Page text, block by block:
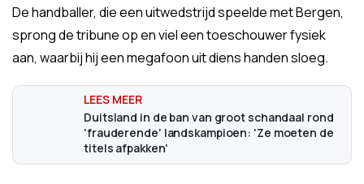
De handballer, die een uitwedstrijd speelde met Bergen,
sprong de tribune op en viel een toeschouwer fysiek
aan, waarbij hij een megafoon uit diens handen sloeg.
Duitsland in de ban van groot schandaal rond
'frauderende' landskampioen: 'Ze moeten de
titels afpakken'